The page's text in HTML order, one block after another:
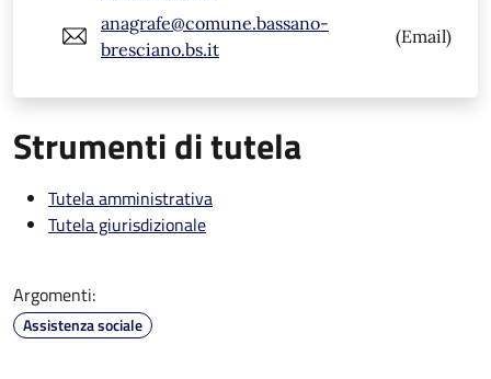
anagrafe@comune.bassano-
bresciano.bs.it
(Email)
Strumenti di tutela
Tutela amministrativa
Tutela giurisdizionale
Argomenti:
Assistenza sociale